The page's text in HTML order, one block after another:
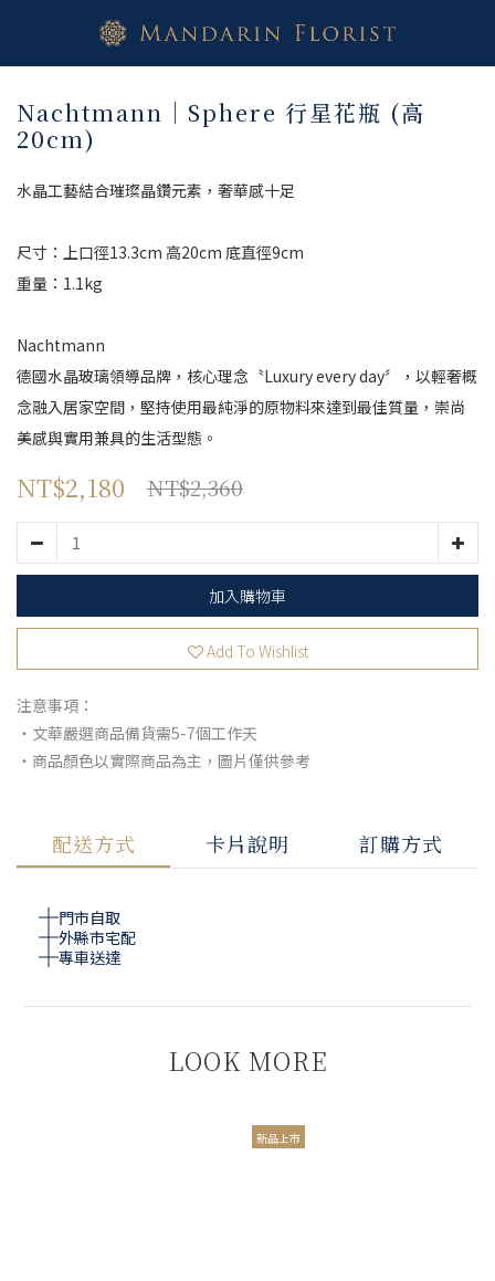
Nachtmann｜Sphere 行星花瓶 (高
20cm)
水晶工藝結合璀璨晶鑽元素，奢華感十足
尺寸：上口徑13.3cm 高20cm 底直徑9cm
重量：1.1kg
Nachtmann
德國水晶玻璃領導品牌，核心理念〝Luxury every day〞，以輕奢概
念融入居家空間，堅持使用最純淨的原物料來達到最佳質量，崇尚
美感與實用兼具的生活型態。
NT$2,180 NT$2,360
加入購物車
Add To Wishlist
注意事項：
・文華嚴選商品備貨需5-7個工作天
・商品顏色以實際商品為主，圖片僅供參考
配送方式 卡片說明 訂購方式
門市自取
外縣市宅配
專車送達
LOOK MORE
新品上市